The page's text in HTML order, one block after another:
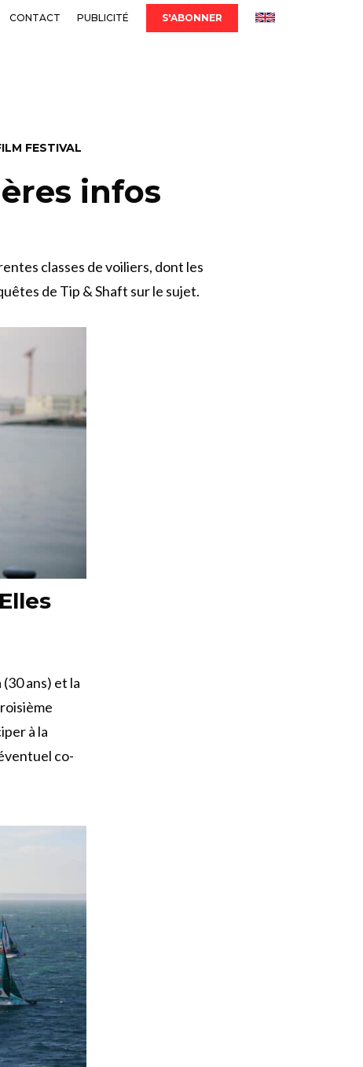
CONTACT PUBLICITÉ S'ABONNER
FESTIVAL
infos
classes de voiliers, dont les
de Tip & Shaft sur le sujet.
ans) et la
à la
co-